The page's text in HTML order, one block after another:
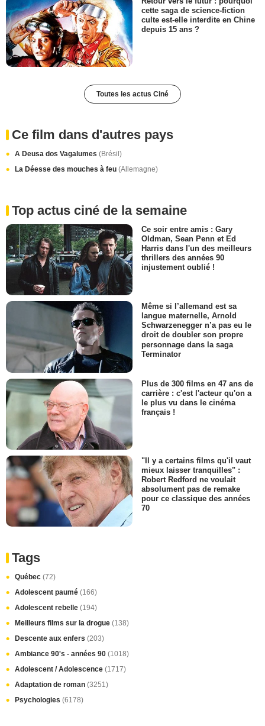
cette saga de science-fiction
culte est-elle interdite en Chine
depuis 15 ans ?
Toutes les actus Ciné
Ce film dans d'autres pays
A Deusa dos Vagalumes (Brésil)
La Déesse des mouches à feu (Allemagne)
Top actus ciné de la semaine
Ce soir entre amis : Gary
Oldman, Sean Penn et Ed
Harris dans l'un des meilleurs
thrillers des années 90
injustement oublié !
Même si l’allemand est sa
langue maternelle, Arnold
Schwarzenegger n’a pas eu le
droit de doubler son propre
personnage dans la saga
Terminator
Plus de 300 films en 47 ans de
carrière : c'est l'acteur qu'on a
le plus vu dans le cinéma
français !
"Il y a certains films qu'il vaut
mieux laisser tranquilles" :
Robert Redford ne voulait
absolument pas de remake
pour ce classique des années
70
Tags
Québec (72)
Adolescent paumé (166)
Adolescent rebelle (194)
Meilleurs films sur la drogue (138)
Descente aux enfers (203)
Ambiance 90's - années 90 (1018)
Adolescent / Adolescence (1717)
Adaptation de roman (3251)
Psychologies (6178)